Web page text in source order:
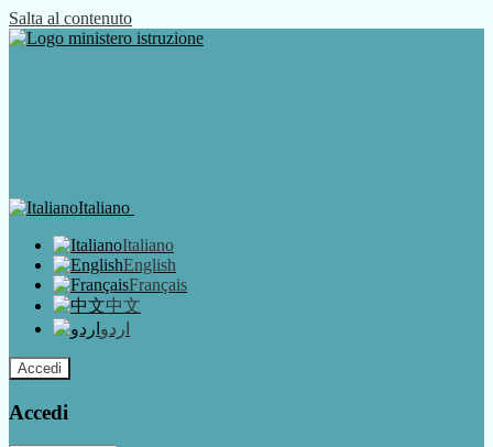
Salta al contenuto
Italiano
Italiano
English
Français
中文
اردو
Accedi
Accedi